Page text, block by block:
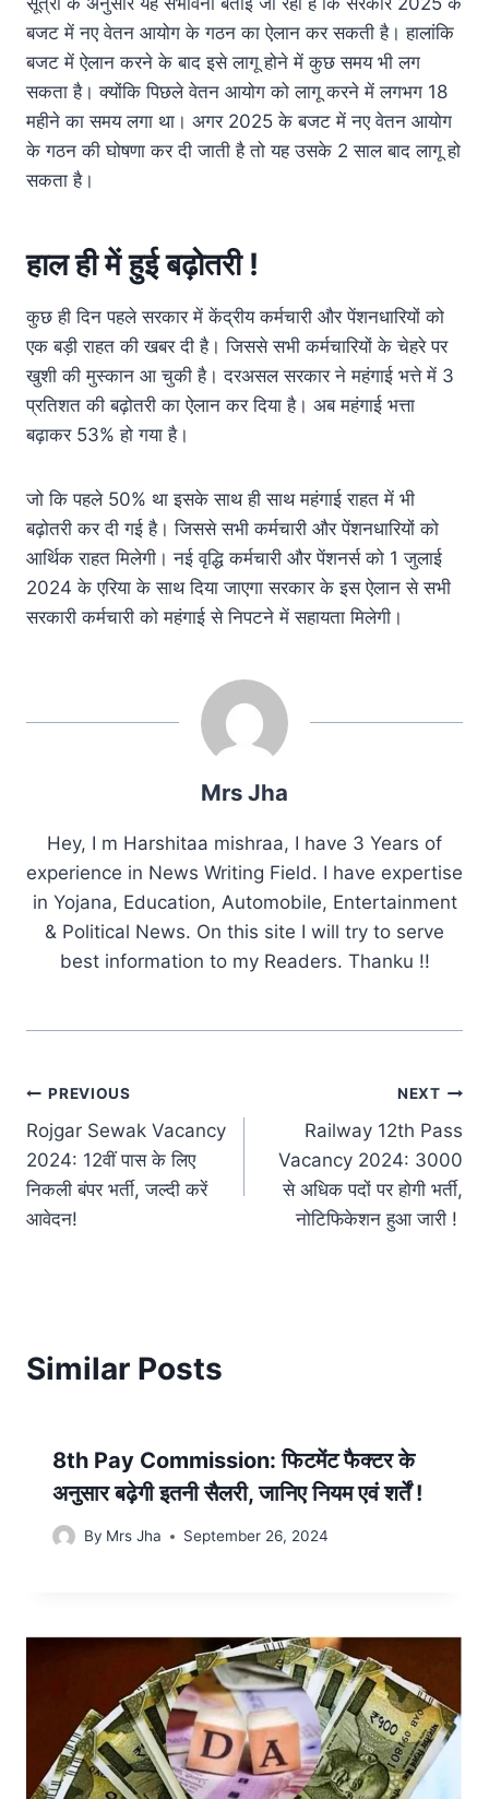
बजट में नए वेतन आयोग के गठन का ऐलान कर सकती है। हालांकि
बजट में ऐलान करने के बाद इसे लागू होने में कुछ समय भी लग
सकता है। क्योंकि पिछले वेतन आयोग को लागू करने में लगभग 18
महीने का समय लगा था। अगर 2025 के बजट में नए वेतन आयोग
के गठन की घोषणा कर दी जाती है तो यह उसके 2 साल बाद लागू हो
सकता है।
हाल ही में हुई बढ़ोतरी !
कुछ ही दिन पहले सरकार में केंद्रीय कर्मचारी और पेंशनधारियों को
एक बड़ी राहत की खबर दी है। जिससे सभी कर्मचारियों के चेहरे पर
खुशी की मुस्कान आ चुकी है। दरअसल सरकार ने महंगाई भत्ते में 3
प्रतिशत की बढ़ोतरी का ऐलान कर दिया है। अब महंगाई भत्ता
बढ़ाकर 53% हो गया है।
जो कि पहले 50% था इसके साथ ही साथ महंगाई राहत में भी
बढ़ोतरी कर दी गई है। जिससे सभी कर्मचारी और पेंशनधारियों को
आर्थिक राहत मिलेगी। नई वृद्धि कर्मचारी और पेंशनर्स को 1 जुलाई
2024 के एरिया के साथ दिया जाएगा सरकार के इस ऐलान से सभी
सरकारी कर्मचारी को महंगाई से निपटने में सहायता मिलेगी।
Mrs Jha
Hey, I m Harshitaa mishraa, I have 3 Years of
experience in News Writing Field. I have expertise
in Yojana, Education, Automobile, Entertainment
& Political News. On this site I will try to serve
best information to my Readers. Thanku !!
Post
navigation
PREVIOUS
Rojgar Sewak Vacancy
2024: 12वीं पास के लिए
निकली बंपर भर्ती, जल्दी करें
आवेदन!
NEXT
Railway 12th Pass
Vacancy 2024: 3000
से अधिक पदों पर होगी भर्ती,
नोटिफिकेशन हुआ जारी !
Similar Posts
8th Pay Commission: फिटमेंट फैक्टर के
अनुसार बढ़ेगी इतनी सैलरी, जानिए नियम एवं शर्तें !
By Mrs Jha September 26, 2024